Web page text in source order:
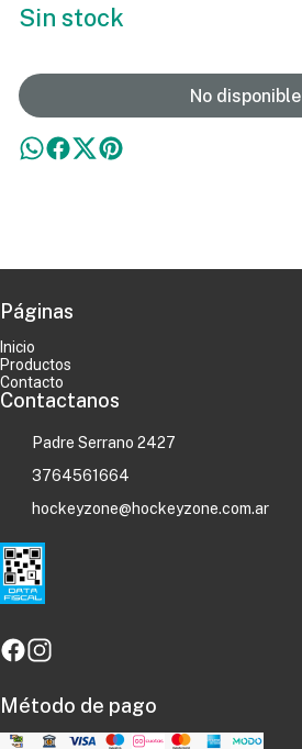
Sin stock
No disponible
Páginas
Inicio
Productos
Contacto
Contactanos
Padre Serrano 2427
3764561664
hockeyzone@hockeyzone.com.ar
Método de pago